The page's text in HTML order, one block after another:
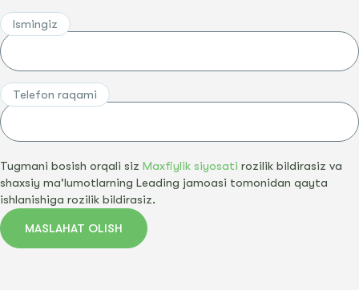
Ismingiz
Telefon raqami
Tugmani bosish orqali siz Maxfiylik siyosati rozilik bildirasiz va
shaxsiy ma'lumotlarning Leading jamoasi tomonidan qayta
ishlanishiga rozilik bildirasiz.
MASLAHAT OLISH